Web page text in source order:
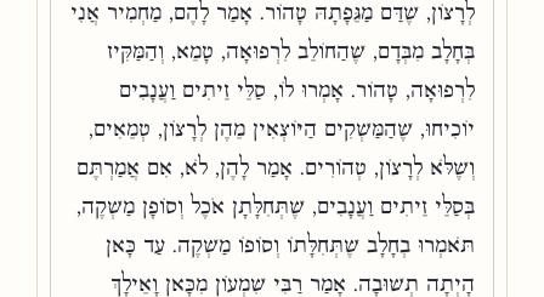
לְרָצוֹן, שֶׁדַּם מַגֵּפָתָהּ טָהוֹר. אָמַר לָהֶם, מַחְמִיר אֲנִי
בְּחָלָב מִבְּדָם, שֶׁהַחוֹלֵב לִרְפוּאָה, טָמֵא, וְהַמַּקִּיז
לִרְפוּאָה, טָהוֹר. אָמְרוּ לוֹ, סַלֵּי זֵיתִים וַעֲנָבִים
יוֹכִיחוּ, שֶׁהַמַּשְׁקִים הַיּוֹצְאִין מֵהֶן לְרָצוֹן, טְמֵאִים,
וְשֶׁלֹּא לְרָצוֹן, טְהוֹרִים. אָמַר לָהֶן, לֹא, אִם אֲמַרְתֶּם
בְּסַלֵּי זֵיתִים וַעֲנָבִים, שֶׁתְּחִלָּתָן אֹכֶל וְסוֹפָן מַשְׁקֶה,
תֹּאמְרוּ בְחָלָב שֶׁתְּחִלָּתוֹ וְסוֹפוֹ מַשְׁקֶה. עַד כָּאן
הָיְתָה תְשׁוּבָה. אָמַר רַבִּי שִׁמְעוֹן מִכָּאן וָאֵילָךְ